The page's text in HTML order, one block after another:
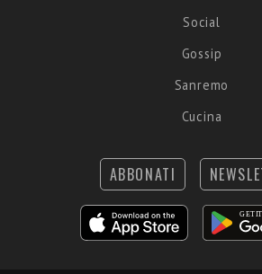
Social
Gossip
Sanremo
Cucina
ABBONATI